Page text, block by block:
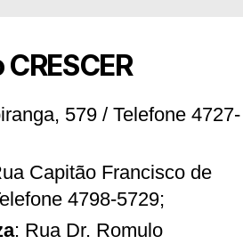
579 / Telefone 4727-
Capitão Francisco de
4798-5729;
: Rua Dr. Romulo